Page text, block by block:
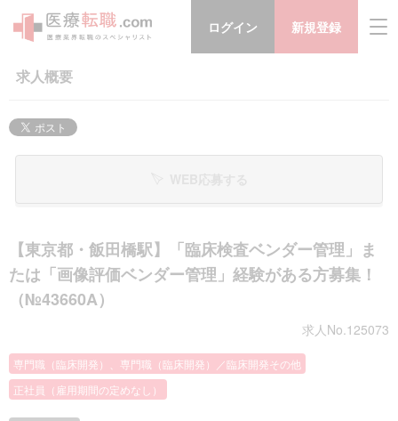
ログイン 新規登録
求人概要
【東京都・飯田橋駅】「臨床検査ベンダー管理」ま
たは「画像評価ベンダー管理」経験がある方募集！
（№43660A）
求人No.125073
専門職（臨床開発）、専門職（臨床開発）／臨床開発その他
正社員（雇用期間の定めなし）